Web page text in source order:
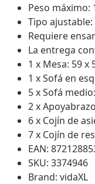
Peso máximo:
Tipo
Requiere
La entrega
1 x Mesa: 59 x
1 x Sofá en
5 x Sofá
2 x
6 x Cojín de
7 x Cojín de
EAN:
SKU: 3374946
Brand: vidaXL